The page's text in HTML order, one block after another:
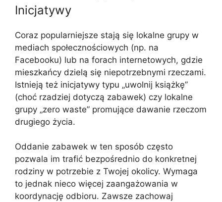
Inicjatywy
Coraz popularniejsze stają się lokalne grupy w
mediach społecznościowych (np. na
Facebooku) lub na forach internetowych, gdzie
mieszkańcy dzielą się niepotrzebnymi rzeczami.
Istnieją też inicjatywy typu „uwolnij książkę”
(choć rzadziej dotyczą zabawek) czy lokalne
grupy „zero waste” promujące dawanie rzeczom
drugiego życia.
Oddanie zabawek w ten sposób często
pozwala im trafić bezpośrednio do konkretnej
rodziny w potrzebie z Twojej okolicy. Wymaga
to jednak nieco więcej zaangażowania w
koordynację odbioru. Zawsze zachowaj